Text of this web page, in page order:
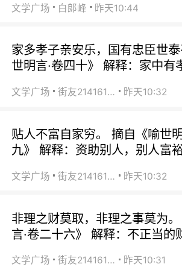
文学广场 白郞峰 昨天10:44
家多孝子亲安乐，国有忠臣世
世明言·卷四十》 解释：家中有
文学广场 街友21416156 昨天10:32
贴人不富自家穷。 摘自《喻世
九》 解释：资助别人，别人富
文学广场 街友21416156 昨天10:32
非理之财莫取，非理之事莫为
言·卷二十六》 解释：不正当的
文学广场 街友21416156 昨天10:31